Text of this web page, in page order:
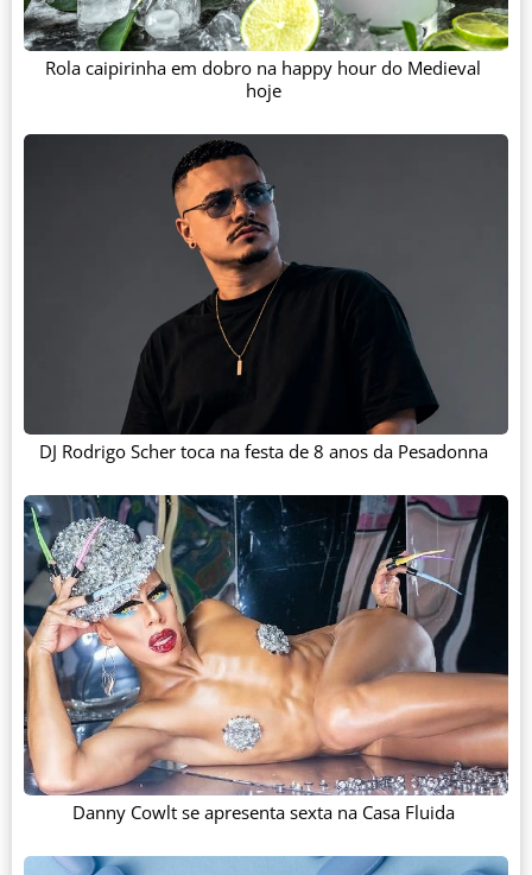
Rola caipirinha em dobro na happy hour do Medieval
hoje
DJ Rodrigo Scher toca na festa de 8 anos da Pesadonna
Danny Cowlt se apresenta sexta na Casa Fluida